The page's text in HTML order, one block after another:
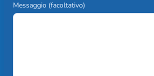
Messaggio (facoltativo)